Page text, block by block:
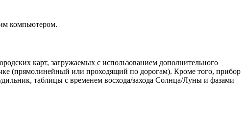
компьютером.
карт, загружаемых с использованием дополнительного
(прямолинейный или проходящий по дорогам). Кроме того, прибор
таблицы с временем восхода/захода Солнца/Луны и фазами